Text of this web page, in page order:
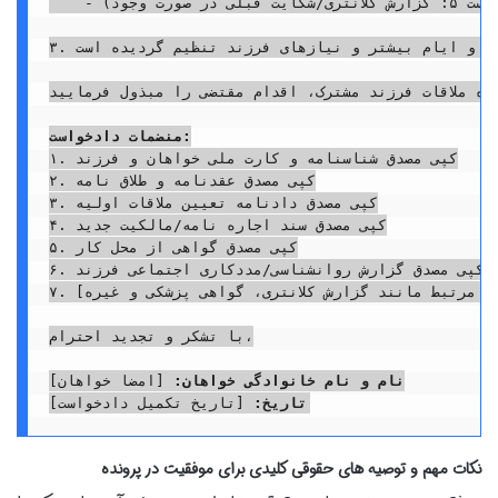
۳. با عنایت به اینکه فلسفه حق ملاقات، تضمین سلامت روحی و روانی طفل و ایجاد بستر مناسب برای رشد همه جانبه اوست و بر اساس «اصل مصلحت طفل»، هرگونه تصمیمی باید به نفع فرزند باشد، تقاضای اینجانب مبنی بر افزایش زمان ملاقات، کاملاً در راستای این اصل و نیازهای واقعی فرزند مشترکمان است. برنامه پیشنهادی ملاقات نیز با توجه به توانایی های اینجانب برای نگهداری از فرزند در ساعات و ایام بیشتر و نیازهای فرزند تنظیم گردیده است.
نحوه ملاقات فرزند مشترک، اقدام مقتضی را مبذول فرمایید.
منضمات دادخواست:
۱. کپی مصدق شناسنامه و کارت ملی خواهان و فرزند
۲. کپی مصدق عقدنامه و طلاق نامه
۳. کپی مصدق دادنامه تعیین ملاقات اولیه
۴. کپی مصدق سند اجاره نامه/مالکیت جدید
۵. کپی مصدق گواهی از محل کار
۶. کپی مصدق گزارش روانشناسی/مددکاری اجتماعی فرزند
۷. [سایر مدارک مرتبط مانند گزارش کلانتری، گواهی پزشکی و غیره]
با تشکر و تجدید احترام،
نام و نام خانوادگی خواهان:
تاریخ:
نکات مهم و توصیه های حقوقی کلیدی برای موفقیت در پرونده